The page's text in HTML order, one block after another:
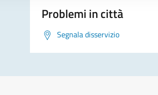
Problemi in città
Segnala disservizio